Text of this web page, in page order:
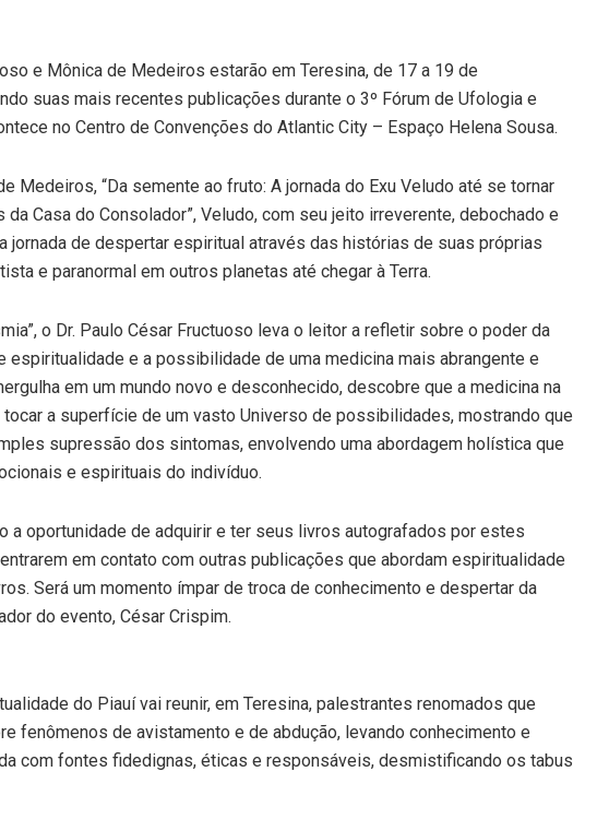
e Mônica de Medeiros estarão em Teresina, de 17 a 19 de
suas mais recentes publicações durante o 3º Fórum de Ufologia e
no Centro de Convenções do Atlantic City – Espaço Helena Sousa.
Medeiros, “Da semente ao fruto: A jornada do Exu Veludo até se tornar
Casa do Consolador”, Veludo, com seu jeito irreverente, debochado e
jornada de despertar espiritual através das histórias de suas próprias
e paranormal em outros planetas até chegar à Terra.
o Dr. Paulo César Fructuoso leva o leitor a refletir sobre o poder da
espiritualidade e a possibilidade de uma medicina mais abrangente e
em um mundo novo e desconhecido, descobre que a medicina na
tocar a superfície de um vasto Universo de possibilidades, mostrando que
supressão dos sintomas, envolvendo uma abordagem holística que
e espirituais do indivíduo.
a oportunidade de adquirir e ter seus livros autografados por estes
em contato com outras publicações que abordam espiritualidade
Será um momento ímpar de troca de conhecimento e despertar da
do evento, César Crispim.
do Piauí vai reunir, em Teresina, palestrantes renomados que
fenômenos de avistamento e de abdução, levando conhecimento e
com fontes fidedignas, éticas e responsáveis, desmistificando os tabus